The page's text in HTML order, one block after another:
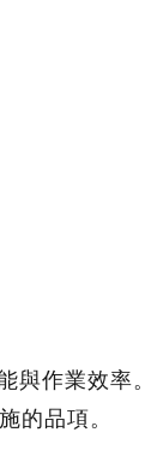
與作業效率
的品項。